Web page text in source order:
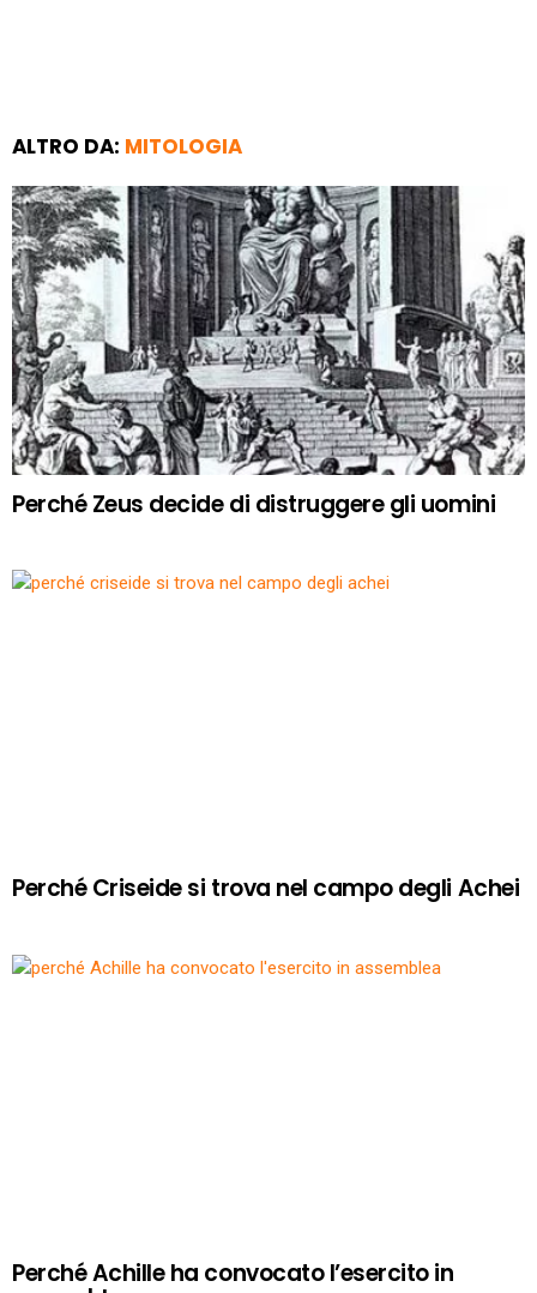
ALTRO DA: MITOLOGIA
Perché Zeus decide di distruggere gli uomini
Perché Criseide si trova nel campo degli Achei
Perché Achille ha convocato l’esercito in